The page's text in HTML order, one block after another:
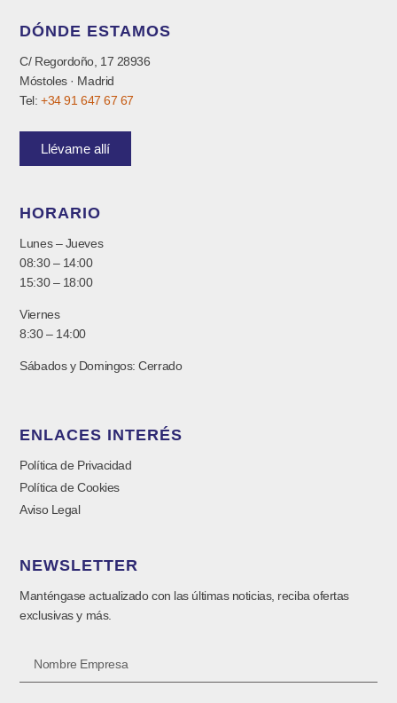
DÓNDE ESTAMOS
C/ Regordoño, 17 28936
Móstoles · Madrid
Tel:+34 91 647 67 67
Llévame allí
HORARIO
Lunes – Jueves
08:30 – 14:00
15:30 – 18:00
Viernes
8:30 – 14:00
Sábados y Domingos: Cerrado
ENLACES INTERÉS
Política de Privacidad
Política de Cookies
Aviso Legal
NEWSLETTER
Manténgase actualizado con las últimas noticias, reciba ofertas
exclusivas y más.